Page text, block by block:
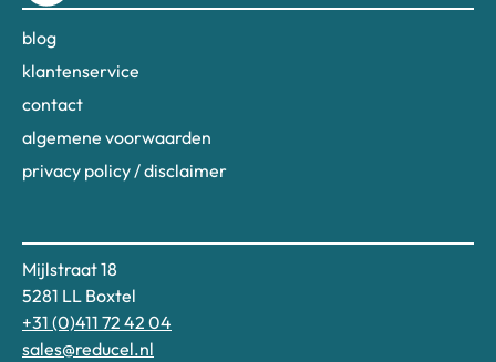
blog
klantenservice
contact
algemene voorwaarden
privacy policy / disclaimer
Mijlstraat 18
5281 LL Boxtel
+31 (0)411 72 42 04
sales@reducel.nl